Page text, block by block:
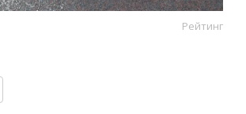
Рейтинг